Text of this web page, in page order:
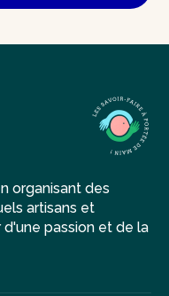
organisant des
artisans et
passion et de la